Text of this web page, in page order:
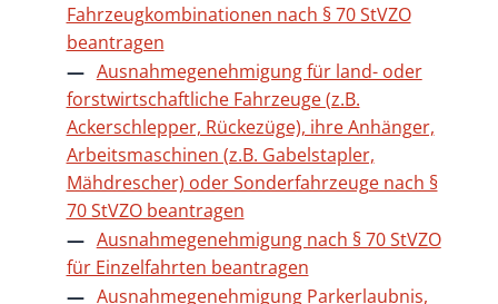
Fahrzeugkombinationen nach § 70 StVZO
beantragen
Ausnahmegenehmigung für land- oder
forstwirtschaftliche Fahrzeuge (z.B.
Ackerschlepper, Rückezüge), ihre Anhänger,
Arbeitsmaschinen (z.B. Gabelstapler,
Mähdrescher) oder Sonderfahrzeuge nach §
70 StVZO beantragen
Ausnahmegenehmigung nach § 70 StVZO
für Einzelfahrten beantragen
Ausnahmegenehmigung Parkerlaubnis,